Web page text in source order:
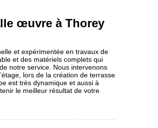
œuvre à Thorey
et expérimentée en travaux de
et des matériels complets qui
notre service. Nous intervenons
lors de la création de terrasse
est très dynamique et aussi à
le meilleur résultat de votre